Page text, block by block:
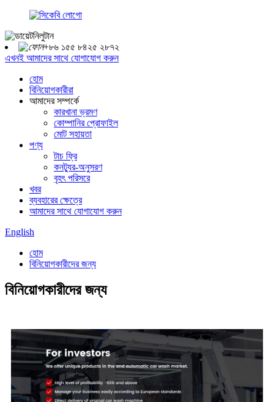
+৮৬ ১৫৫ ৮৪২৫ ২৮৭২
এখনই আমাদের সাথে যোগাযোগ করুন
হোম
বিনিয়োগকারীরা
আমাদের সম্পর্কে
কারখানা ভ্রমণ
কোম্পানির প্রোফাইল
মোট সহায়তা
পণ্য
টাচ ফ্রি
কনট্যুর-অনুসরণ
বৃহৎ পরিসরে
খবর
ব্যবহারের ক্ষেত্রে
আমাদের সাথে যোগাযোগ করুন
English
হোম
বিনিয়োগকারীদের জন্য
বিনিয়োগকারীদের জন্য